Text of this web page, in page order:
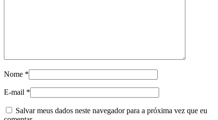
Nome *
E-mail *
Salvar meus dados neste navegador para a próxima vez que eu